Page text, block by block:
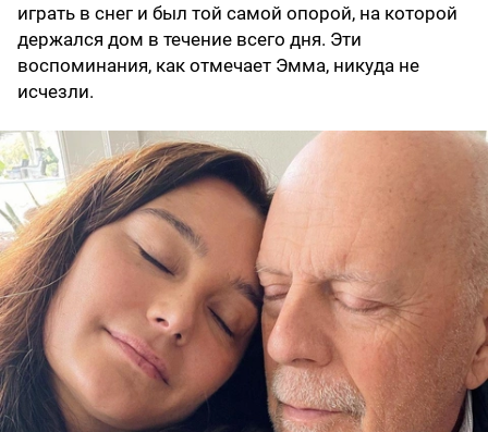
играть в снег и был той самой опорой, на которой
держался дом в течение всего дня. Эти
воспоминания, как отмечает Эмма, никуда не
исчезли.